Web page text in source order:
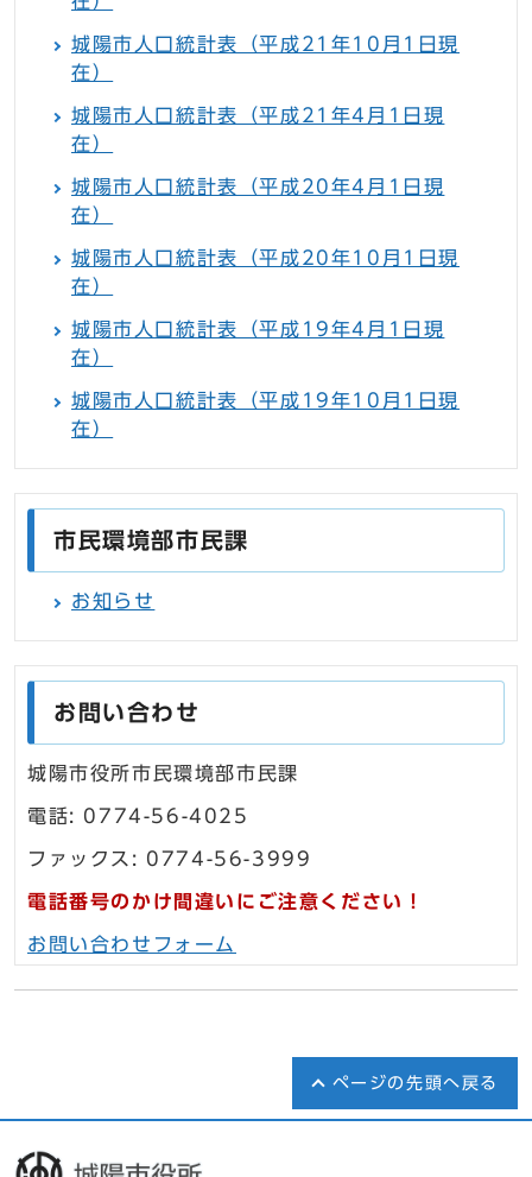
城陽市人口統計表（平成21年10月1日現
在）
城陽市人口統計表（平成21年4月1日現
在）
城陽市人口統計表（平成20年4月1日現
在）
城陽市人口統計表（平成20年10月1日現
在）
城陽市人口統計表（平成19年4月1日現
在）
城陽市人口統計表（平成19年10月1日現
在）
市民環境部市民課
お知らせ
お問い合わせ
城陽市役所市民環境部市民課
電話: 0774-56-4025
ファックス: 0774-56-3999
電話番号のかけ間違いにご注意ください！
お問い合わせフォーム
ページの先頭へ戻る